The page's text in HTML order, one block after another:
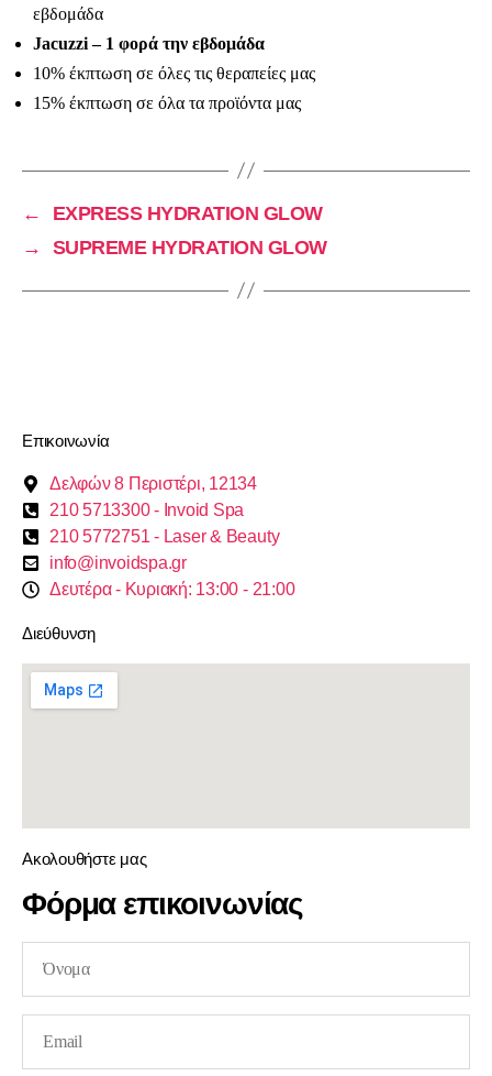
εβδομάδα
Jacuzzi – 1 φορά την εβδομάδα
10% έκπτωση σε όλες τις θεραπείες μας
15% έκπτωση σε όλα τα προϊόντα μας
←
EXPRESS HYDRATION GLOW
→
SUPREME HYDRATION GLOW
Επικοινωνία
Δελφών 8 Περιστέρι, 12134
210 5713300 - Invoid Spa
210 5772751 - Laser & Beauty
info@invoidspa.gr
Δευτέρα - Κυριακή: 13:00 - 21:00
Διεύθυνση
Ακολουθήστε μας
Φόρμα επικοινωνίας